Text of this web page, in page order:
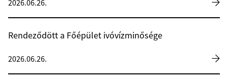
2026.06.26.
Rendeződött a Főépület ivóvízminősége
2026.06.26.